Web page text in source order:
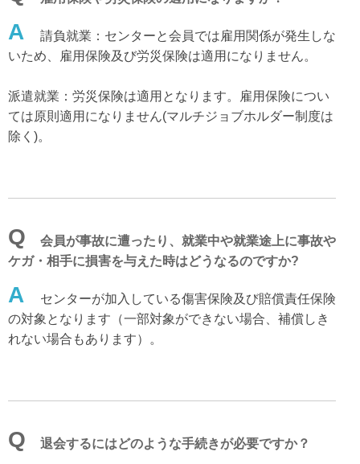
A
請負就業：センターと会員では雇用関係が発生しな
いため、雇用保険及び労災保険は適用になりません。
派遣就業：労災保険は適用となります。雇用保険につい
ては原則適用になりません(マルチジョブホルダー制度は
除く)。
Q
会員が事故に遭ったり、就業中や就業途上に事故や
ケガ・相手に損害を与えた時はどうなるのですか?
A
センターが加入している傷害保険及び賠償責任保険
の対象となります（一部対象ができない場合、補償しき
れない場合もあります）。
Q 退会するにはどのような手続きが必要ですか？